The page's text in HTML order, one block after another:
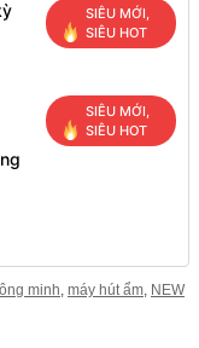
SIÊU MỚI,
SIÊU HOT
SIÊU MỚI,
SIÊU HOT
minh, máy hút ẩm, NEW